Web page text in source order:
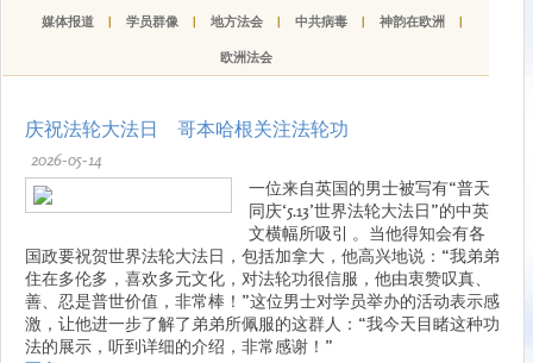
媒体报道 | 学员群像 | 地方法会 | 中共病毒 | 神韵在欧洲 |
欧洲法会
庆祝法轮大法日 哥本哈根关注法轮功
2026-05-14
一位来自英国的男士被写有“普天
同庆‘5.13’世界法轮大法日”的中英
文横幅所吸引 。当他得知会有各
国政要祝贺世界法轮大法日，包括加拿大，他高兴地说：“我弟弟
住在多伦多，喜欢多元文化，对法轮功很信服，他由衷赞叹真、
善、忍是普世价值，非常棒！”这位男士对学员举办的活动表示感
激，让他进一步了解了弟弟所佩服的这群人：“我今天目睹这种功
法的展示，听到详细的介绍，非常感谢！”